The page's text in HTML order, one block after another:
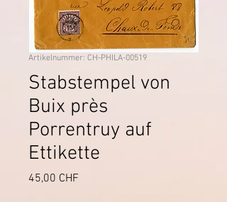
Artikelnummer: CH-PHILA-00519
Stabstempel von
Buix près
Porrentruy auf
Ettikette
45,00 CHF